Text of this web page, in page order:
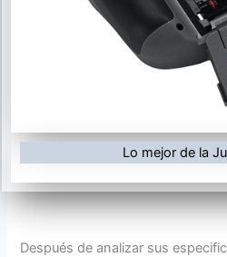
Lo mejor de la
Después de analizar sus